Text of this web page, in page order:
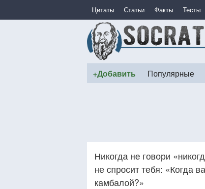
Цитаты Статьи Факты Тесты
+Добавить Популярные
Никогда не говори
не спросит тебя: «Когда
камбалой?»